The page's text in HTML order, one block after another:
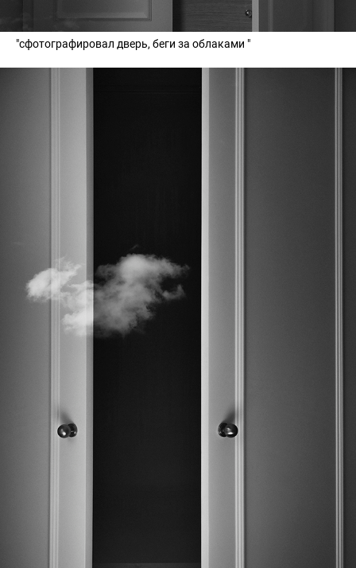
"сфотографировал дверь, беги за облаками "